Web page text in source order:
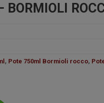
, Pote 750ml Bormioli rocco,